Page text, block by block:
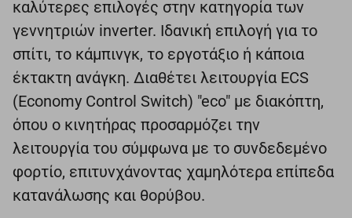
καλύτερες επιλογές στην κατηγορία των
γεννητριών inverter. Ιδανική επιλογή για το
σπίτι, το κάμπινγκ, το εργοτάξιο ή κάποια
έκτακτη ανάγκη. Διαθέτει λειτουργία ECS
(Economy Control Switch) "eco" με διακόπτη,
όπου ο κινητήρας προσαρμόζει την
λειτουργία του σύμφωνα με το συνδεδεμένο
φορτίο, επιτυνχάνοντας χαμηλότερα επίπεδα
κατανάλωσης και θορύβου.